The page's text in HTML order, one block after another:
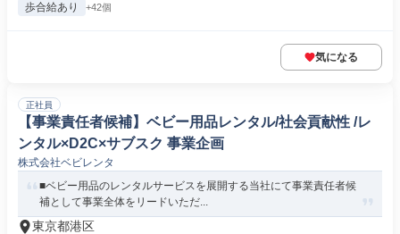
歩合給あり +42個
気になる
正社員
【事業責任者候補】ベビー用品レンタル/社会貢献性 /レ
ンタル×D2C×サブスク 事業企画
株式会社ベビレンタ
■ベビー用品のレンタルサービスを展開する当社にて事業責任者候
補として事業全体をリードいただ...
東京都港区